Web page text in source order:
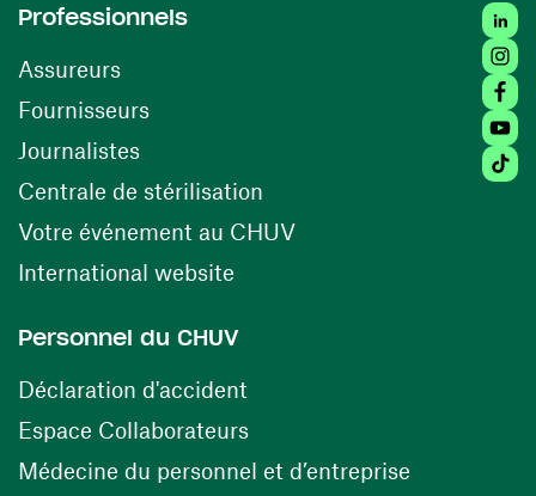
Professionnels
Assureurs
Fournisseurs(ouvre une nouvelle fenêtre)
Journalistes
Centrale de stérilisation (ouvre une nouvelle
Votre événement au CHUV(ouvre une nouvelle
International website
Personnel du CHUV
Déclaration d'accident
Espace Collaborateurs(ouvre une nouvelle fenêtre)
Médecine du personnel et d’entreprise